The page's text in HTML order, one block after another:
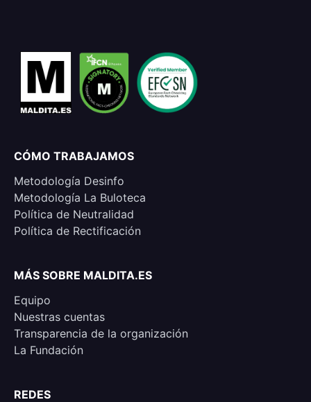
CÓMO TRABAJAMOS
Metodología Desinfo
Metodología La Buloteca
Política de Neutralidad
Política de Rectificación
MÁS SOBRE MALDITA.ES
Equipo
Nuestras cuentas
Transparencia de la organización
La Fundación
REDES